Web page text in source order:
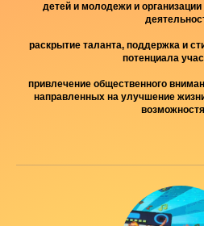
детей и молодежи и
раскрытие таланта, поддержка и
потенциала
привлечение общественного
направленных на улучшение